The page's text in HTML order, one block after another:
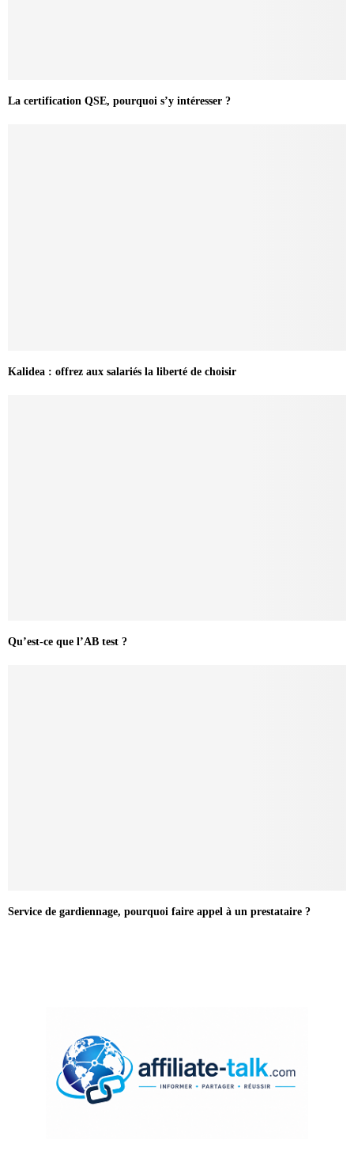
La certification QSE, pourquoi s’y intéresser ?
Kalidea : offrez aux salariés la liberté de choisir
Qu’est-ce que l’AB test ?
Service de gardiennage, pourquoi faire appel à un prestataire ?